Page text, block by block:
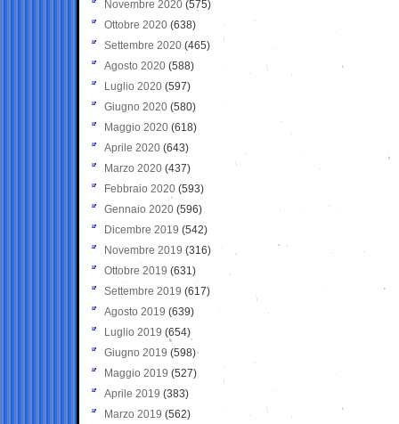
Novembre 2020 (575)
Ottobre 2020 (638)
Settembre 2020(465)
Agosto 2020 (588)
Luglio 2020 (597)
Giugno 2020 (580)
Maggio 2020 (618)
Aprile 2020 (643)
Marzo 2020 (437)
Febbraio 2020 (593)
Gennaio 2020 (596)
Dicembre 2019 (542)
Novembre 2019 (316)
Ottobre 2019 (631)
Settembre 2019 (617)
Agosto 2019 (639)
Luglio 2019 (654)
Giugno 2019 (598)
Maggio 2019 (527)
Aprile 2019 (383)
Marzo 2019 (562)